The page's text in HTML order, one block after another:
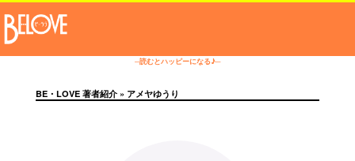
─読むとハッピーになる♪─
BE・LOVE 著者紹介» アメヤゆうり